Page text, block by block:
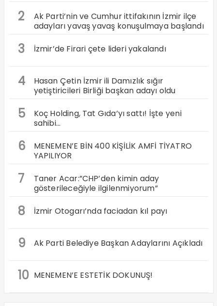
2
Ak Parti’nin ve Cumhur ittifakının İzmir ilçe
adayları yavaş yavaş konuşulmaya başlandı
3 İzmir’de Firari çete lideri yakalandı
4
Hasan Çetin İzmir ili Damızlık sığır
yetiştiricileri Birliği başkan adayı oldu
5
Koç Holding, Tat Gıda’yı sattı! İşte yeni
sahibi…
6
MENEMEN’E BİN 400 KİŞİLİK AMFİ TİYATRO
YAPILIYOR
7
Taner Acar:”CHP’den kimin aday
gösterileceğiyle ilgilenmiyorum”
8 İzmir Otogarı’nda faciadan kıl payı
9 Ak Parti Belediye Başkan Adaylarını Açıkladı
10 MENEMEN’E ESTETİK DOKUNUŞ!